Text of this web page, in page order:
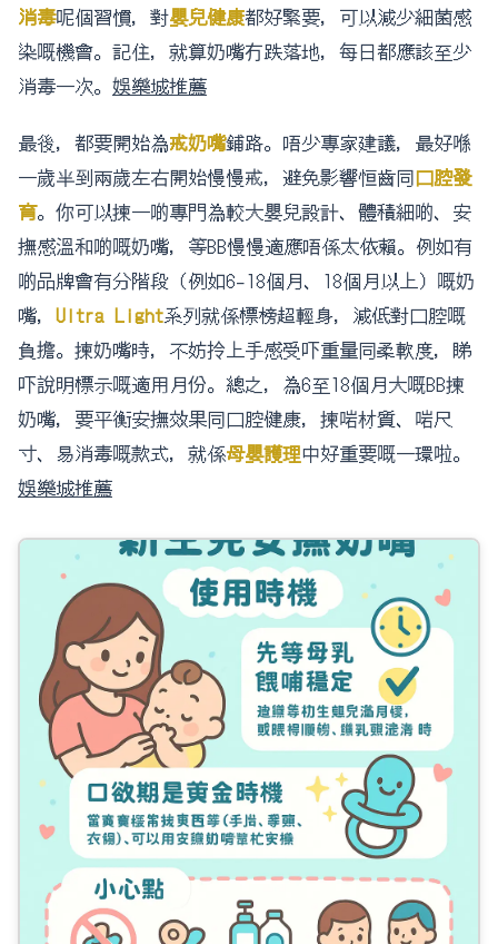
消毒呢個習慣，對嬰兒健康都好緊要，可以減少細菌感
染嘅機會。記住，就算奶嘴冇跌落地，每日都應該至少
消毒一次。 娛樂城推薦
最後，都要開始為戒奶嘴鋪路。唔少專家建議，最好喺
一歲半到兩歲左右開始慢慢戒，避免影響恒齒同口腔發
育。你可以揀一啲專門為較大嬰兒設計、體積細啲、安
撫感溫和啲嘅奶嘴，等BB慢慢適應唔係太依賴。例如有
啲品牌會有分階段（例如6-18個月、18個月以上）嘅奶
嘴， Ultra Light系列就係標榜超輕身，減低對口腔嘅
負擔。揀奶嘴時，不妨拎上手感受吓重量同柔軟度，睇
吓說明標示嘅適用月份。總之，為6至18個月大嘅BB揀
奶嘴，要平衡安撫效果同口腔健康，揀啱材質、啱尺
寸、易消毒嘅款式，就係母嬰護理中好重要嘅一環啦。
娛樂城推薦